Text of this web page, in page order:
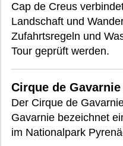
Cap de Creus
Landschaft und
Zufahrtsregeln und
Tour geprüft werden.
Cirque de Gavarnie
Der Cirque de
Gavarnie bezeichnet
im Nationalpark